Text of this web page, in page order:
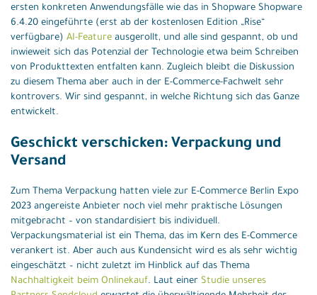
ersten konkreten Anwendungsfälle wie das in Shopware Shopware
6.4.20 eingeführte (erst ab der kostenlosen Edition „Rise“
verfügbare) AI-Feature ausgerollt, und alle sind gespannt, ob und
inwieweit sich das Potenzial der Technologie etwa beim Schreiben
von Produkttexten entfalten kann. Zugleich bleibt die Diskussion
zu diesem Thema aber auch in der E-Commerce-Fachwelt sehr
kontrovers. Wir sind gespannt, in welche Richtung sich das Ganze
entwickelt.
Geschickt verschicken: Verpackung und
Versand
Zum Thema Verpackung hatten viele zur E-Commerce Berlin Expo
2023 angereiste Anbieter noch viel mehr praktische Lösungen
mitgebracht – von standardisiert bis individuell.
Verpackungsmaterial ist ein Thema, das im Kern des E-Commerce
verankert ist. Aber auch aus Kundensicht wird es als sehr wichtig
eingeschätzt – nicht zuletzt im Hinblick auf das Thema
Nachhaltigkeit beim Onlinekauf. Laut einer Studie unseres